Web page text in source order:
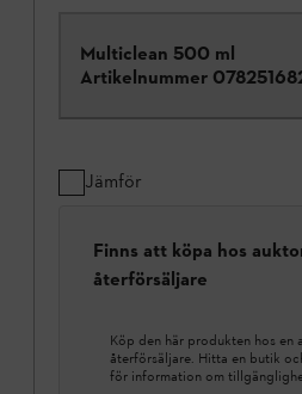
Multiclean 500 ml
Artikelnummer
Jämför
Finns att köpa hos
återförsäljare
Köp den här produkten hos en
återförsäljare. Hitta en butik
för information om